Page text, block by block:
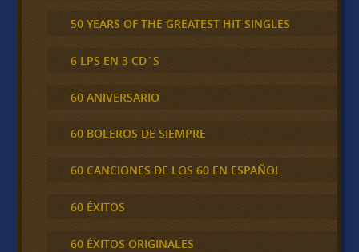
50 YEARS OF THE GREATEST HIT SINGLES
6 LPS EN 3 CD´S
60 ANIVERSARIO
60 BOLEROS DE SIEMPRE
60 CANCIONES DE LOS 60 EN ESPAÑOL
60 ÉXITOS
60 ÉXITOS ORIGINALES